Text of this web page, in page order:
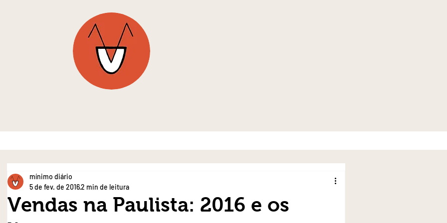
Vendas na Paulista: 2016 e os
mínimo diário
5 de fev. de 20162 min de leitura